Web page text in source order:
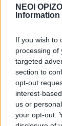
ΝΕΟΙ
Information
If you wish to
processing of
targeted
section to
opt-out
interest-
us or
your opt-out.